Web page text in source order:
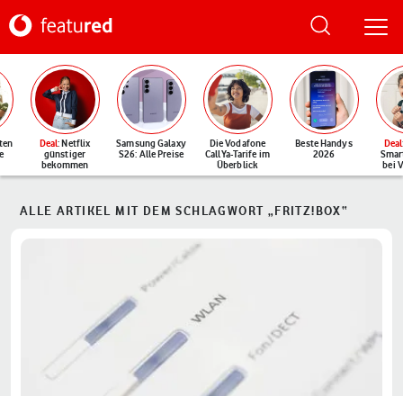
Deal: Netflix
günstiger
bekommen
Samsung Galaxy
S26: Alle Preise
Die Vodafone
CallYa-Tarife im
Überblick
Beste Handys
2026
Deal
bei
ALLE ARTIKEL MIT DEM SCHLAGWORT „FRITZ!BOX“